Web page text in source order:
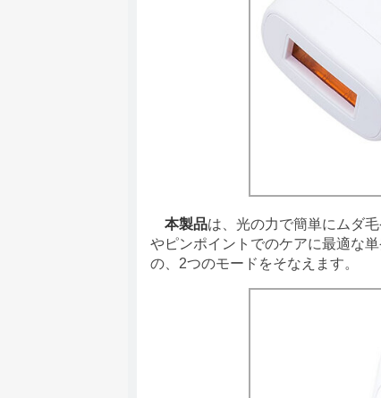
本製品は、光の力で簡単にムダ
やピンポイントでのケアに最適な
の、2つのモードをそなえます。